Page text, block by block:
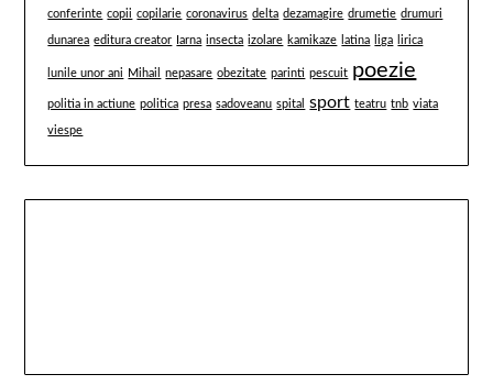
conferinte copii copilarie coronavirus delta dezamagire drumetie drumuri
dunarea editura creator Iarna insecta izolare kamikaze latina liga lirica
lunile unor ani Mihail nepasare obezitate parinti pescuit poezie
politia in actiune politica presa sadoveanu spital sport teatru tnb viata
viespe